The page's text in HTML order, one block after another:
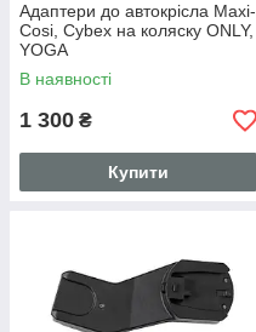
Адаптери до автокрісла Maxi-
Cosi, Cybex на коляску ONLY,
YOGA
В наявності
1 300 ₴
Купити